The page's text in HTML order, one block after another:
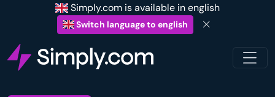
Simply.com is available in english
Switch language to english